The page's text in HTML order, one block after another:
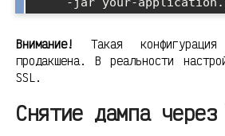
Внимание!
Такая
продакшена. В реальности
SSL.
Снятие дампа